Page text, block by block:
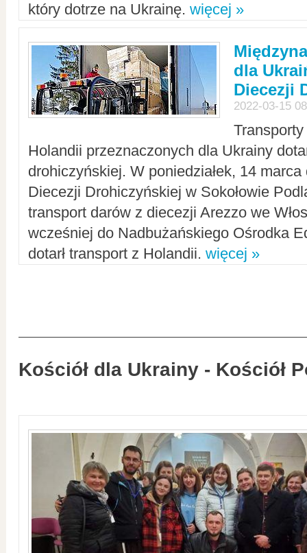
który dotrze na Ukrainę. więcej »
dla
Diecezji
2022-03-15
Holandii przeznaczonych dla Ukrainy
drohiczyńskiej. W poniedziałek, 14
Diecezji Drohiczyńskiej w Sokołowie
transport darów z diecezji Arezzo we
wcześniej do Nadbużańskiego Ośrodka
dotarł transport z Holandii. więcej »
Kościół dla Ukrainy - Kościół